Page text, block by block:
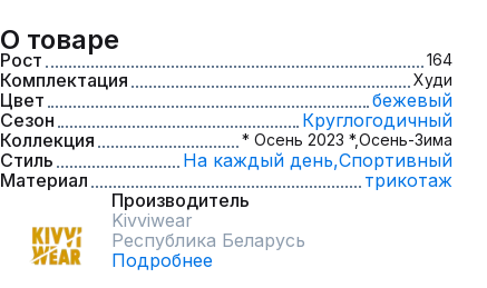
О товаре
Рост 164
Комплектация Худи
Цвет
бежевый
Сезон
Круглогодичный
Коллекция
* Осень 2023 *,Осень-Зима
Стиль На каждый день,Спортивный
Материал
трикотаж
Производитель
Kivviwear
Республика Беларусь
Подробнее